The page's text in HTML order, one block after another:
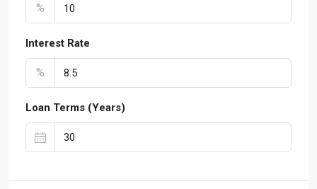
%
Interest Rate
%
Loan Terms (Years)